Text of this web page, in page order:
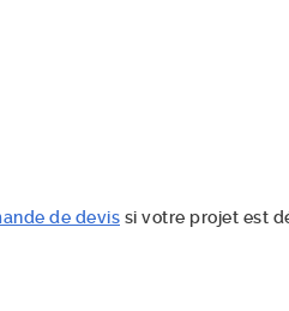
de devis si votre projet est